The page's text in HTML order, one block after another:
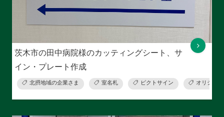
茨木市の田中病院様のカッティングシート、サ
イン・プレート作成
北摂地域の企業さま 室名札 ピクトサイン オリジナ